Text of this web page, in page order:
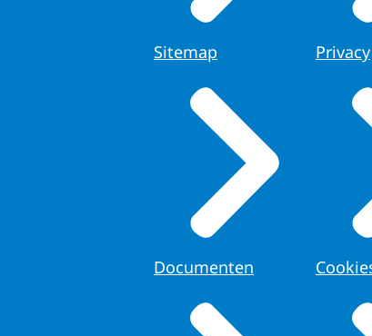
Sitemap
Documenten
Privacy